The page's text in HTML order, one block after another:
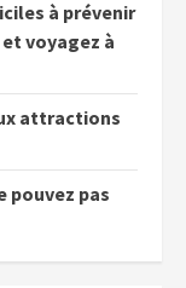
à prévenir
voyagez à
attractions
pouvez pas